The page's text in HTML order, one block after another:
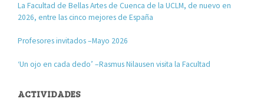
La Facultad de Bellas Artes de Cuenca de la UCLM, de nuevo en
2026, entre las cinco mejores de España
Profesores invitados –Mayo 2026
‘Un ojo en cada dedo’ –Rasmus Nilausen visita la Facultad
ACTIVIDADES